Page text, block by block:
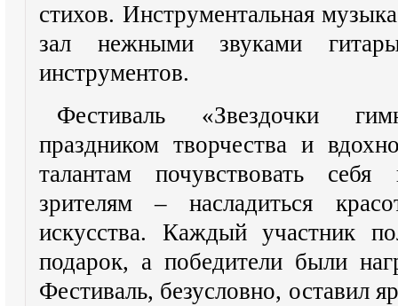
стихов. Инструментальная
зал нежными звуками
инструментов.
Фестиваль «Звездочки
праздником творчества и
талантам почувствовать
зрителям – насладиться
искусства. Каждый участник
подарок, а победители были
Фестиваль, безусловно, оставил